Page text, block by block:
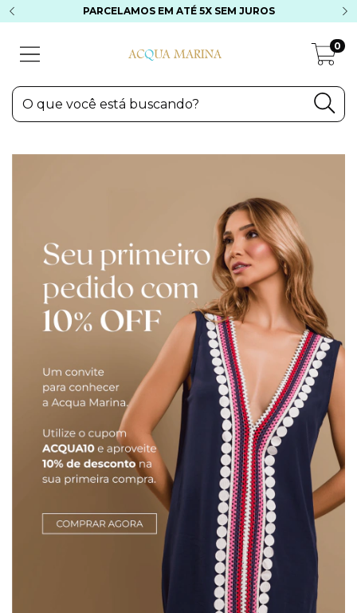
PARCELAMOS EM ATÉ 5X SEM JUROS
0